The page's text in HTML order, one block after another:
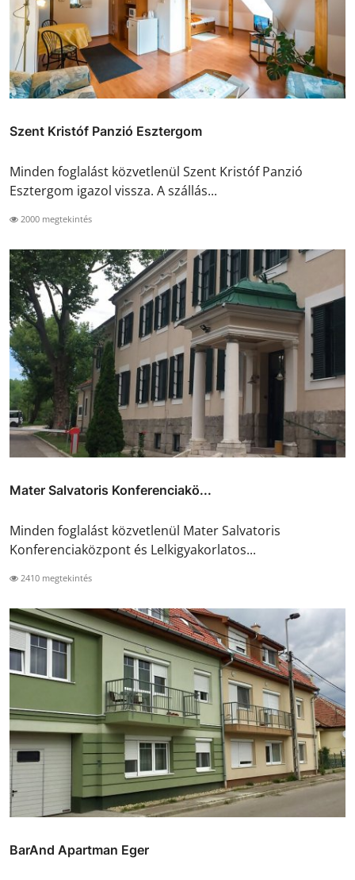
Szent Kristóf Panzió Esztergom
Minden foglalást közvetlenül Szent Kristóf Panzió
Esztergom igazol vissza. A szállás...
2000 megtekintés
Mater Salvatoris Konferenciakö...
Minden foglalást közvetlenül Mater Salvatoris
Konferenciaközpont és Lelkigyakorlatos...
2410 megtekintés
BarAnd Apartman Eger